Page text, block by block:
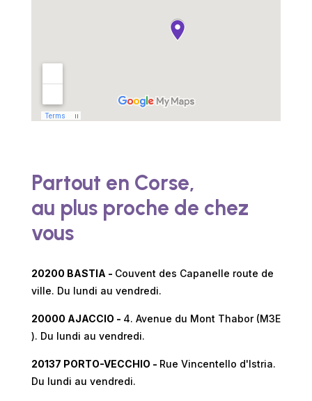
Partout en Corse,
au plus proche de chez
vous
20200 BASTIA - Couvent des Capanelle route de
ville. Du lundi au vendredi.
20000 AJACCIO - 4. Avenue du Mont Thabor (M3E
). Du lundi au vendredi.
20137 PORTO-VECCHIO - Rue Vincentello d'Istria.
Du lundi au vendredi.